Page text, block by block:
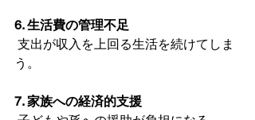
6. 生活費の管理不足
う。
7. 家族への経済的支援